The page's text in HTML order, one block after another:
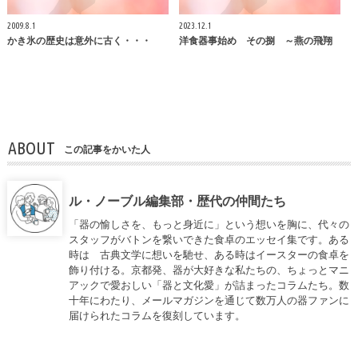
2009.8.1
かき氷の歴史は意外に古く・・・
2023.12.1
洋食器事始め その捌 ～燕の飛翔
ABOUT この記事をかいた人
ル・ノーブル編集部・歴代の仲間たち
「器の愉しさを、もっと身近に」という想いを胸に、代々の
スタッフがバトンを繋いできた食卓のエッセイ集です。ある
時は 古典文学に想いを馳せ、ある時はイースターの食卓を
飾り付ける。京都発、器が大好きな私たちの、ちょっとマニ
アックで愛おしい「器と文化愛」が詰まったコラムたち。数
十年にわたり、メールマガジンを通じて数万人の器ファンに
届けられたコラムを復刻しています。